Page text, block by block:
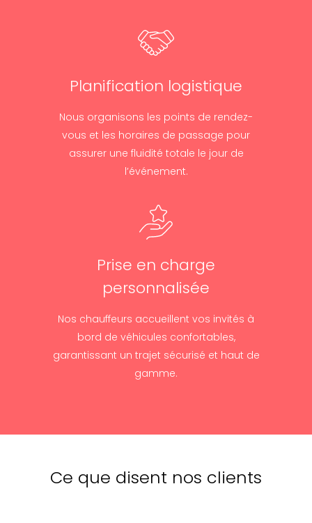
Planification logistique
Nous organisons les points de rendez-
vous et les horaires de passage pour
assurer une fluidité totale le jour de
l’événement.
Prise en charge
personnalisée
Nos chauffeurs accueillent vos invités à
bord de véhicules confortables,
garantissant un trajet sécurisé et haut de
gamme.
Ce que disent nos clients